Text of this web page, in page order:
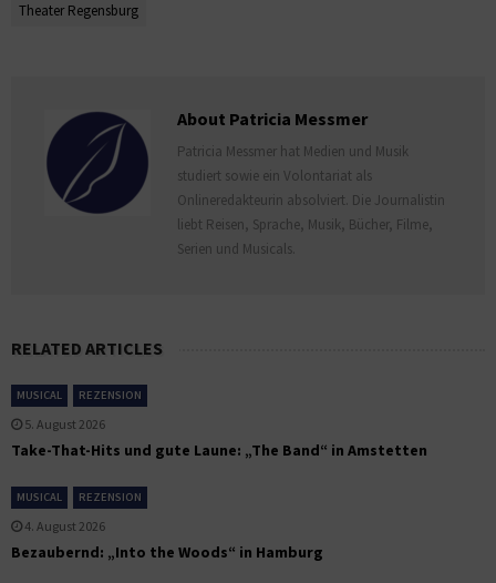
Theater Regensburg
About Patricia Messmer
Patricia Messmer hat Medien und Musik
studiert sowie ein Volontariat als
Onlineredakteurin absolviert. Die Journalistin
liebt Reisen, Sprache, Musik, Bücher, Filme,
Serien und Musicals.
RELATED ARTICLES
MUSICAL REZENSION
5. August 2026
Take-That-Hits und gute Laune: „The Band“ in Amstetten
MUSICAL REZENSION
4. August 2026
Bezaubernd: „Into the Woods“ in Hamburg